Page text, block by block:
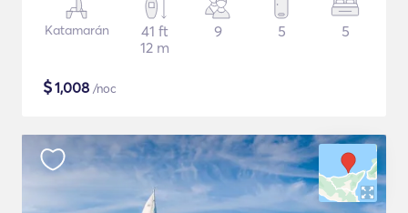
Katamarán
41 ft
12 m
9 5 5
$1,008 /noc